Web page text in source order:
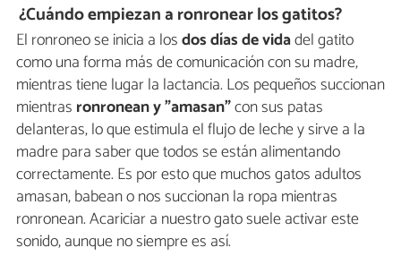
¿Cuándo empiezan a ronronear los gatitos?
El ronroneo se inicia a losdos días de vidadel gatito
como una forma más de comunicación con su madre,
mientras tiene lugar la lactancia. Los pequeños succionan
mientras ronronean y "amasan"con sus patas
delanteras, lo que estimula el flujo de leche y sirve a la
madre para saber que todos se están alimentando
correctamente. Es por esto que muchos gatos adultos
amasan, babean o nos succionan la ropa mientras
ronronean. Acariciar a nuestro gato suele activar este
sonido, aunque no siempre es así.